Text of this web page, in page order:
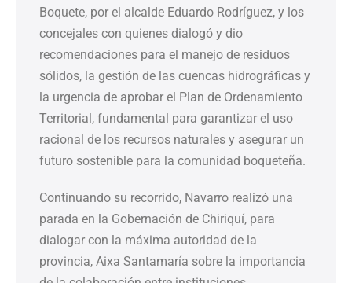
Boquete, por el alcalde Eduardo Rodríguez, y los
concejales con quienes dialogó y dio
recomendaciones para el manejo de residuos
sólidos, la gestión de las cuencas hidrográficas y
la urgencia de aprobar el Plan de Ordenamiento
Territorial, fundamental para garantizar el uso
racional de los recursos naturales y asegurar un
futuro sostenible para la comunidad boqueteña.
Continuando su recorrido, Navarro realizó una
parada en la Gobernación de Chiriquí, para
dialogar con la máxima autoridad de la
provincia, Aixa Santamaría sobre la importancia